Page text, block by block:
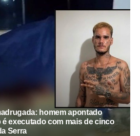
homem apontado
executado com mais de cinco
Serra